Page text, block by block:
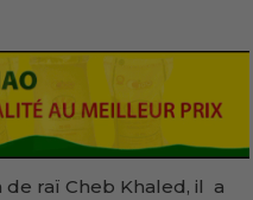
raï Cheb Khaled, il a